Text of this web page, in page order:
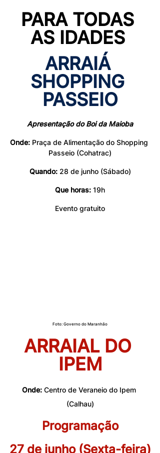
PARA TODAS
AS IDADES
ARRAIÁ
SHOPPING
PASSEIO
Apresentação do Boi da Maioba
Onde: Praça de Alimentação do Shopping
Passeio (Cohatrac)
Quando: 28 de junho (Sábado)
Que horas: 19h
Evento gratuito
Foto: Governo do Maranhão
ARRAIAL DO
IPEM
Onde: Centro de Veraneio do Ipem
(Calhau)
Programação
27 de junho (Sexta-feira)